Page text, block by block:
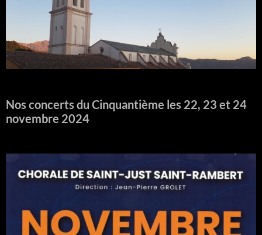
Nos concerts du Cinquantième les 22, 23 et 24
novembre 2024